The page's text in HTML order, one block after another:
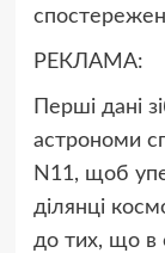
РЕКЛАМА:
Перші дані
астрономи
N11, щоб
ділянці
до тих, що в